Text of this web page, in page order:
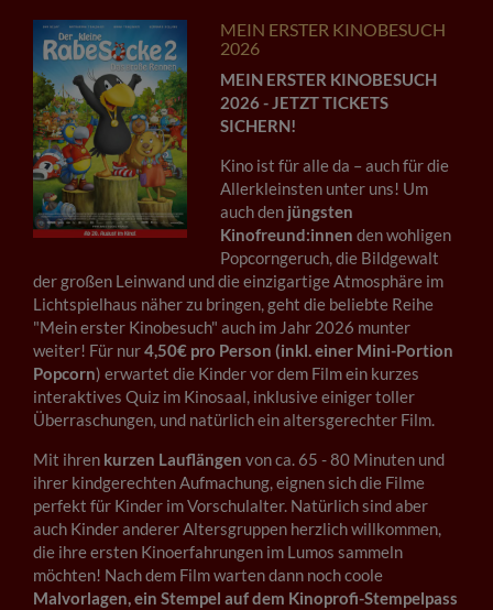
MEIN ERSTER KINOBESUCH
2026
MEIN ERSTER KINOBESUCH
2026 - JETZT TICKETS
SICHERN!
Kino ist für alle da – auch für die
Allerkleinsten unter uns! Um
auch den jüngsten
Kinofreund:innen den wohligen
Popcorngeruch, die Bildgewalt
der großen Leinwand und die einzigartige Atmosphäre im
Lichtspielhaus näher zu bringen, geht die beliebte Reihe
"Mein erster Kinobesuch" auch im Jahr 2026 munter
weiter! Für nur4,50€ pro Person (inkl. einer Mini-Portion
Popcorn) erwartet die Kinder vor dem Film ein kurzes
interaktives Quiz im Kinosaal, inklusive einiger toller
Überraschungen, und natürlich ein altersgerechter Film.
Mit ihren kurzen Lauflängen von ca. 65 - 80 Minuten und
ihrer kindgerechten Aufmachung, eignen sich die Filme
perfekt für Kinder im Vorschulalter. Natürlich sind aber
auch Kinder anderer Altersgruppen herzlich willkommen,
die ihre ersten Kinoerfahrungen im Lumos sammeln
möchten! Nach dem Film warten dann noch coole
Malvorlagen, ein Stempel auf dem Kinoprofi-Stempelpass